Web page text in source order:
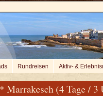
Rundreisen Aktiv- &
Marrakesch (4 Tage / 3